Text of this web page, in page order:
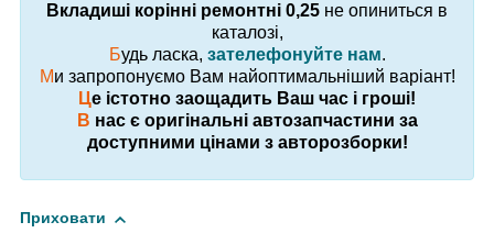
Вкладиші корінні ремонтні 0,25 не опиниться в
каталозі,
Будь ласка, зателефонуйте нам.
Ми запропонуємо Вам найоптимальніший варіант!
Це істотно заощадить Ваш час і гроші!
В нас є оригінальні автозапчастини за
доступними цінами з авторозборки!
Приховати